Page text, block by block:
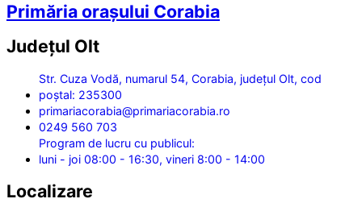
Primăria orașului Corabia
Județul Olt
Str. Cuza Vodă, numarul 54, Corabia, județul Olt, cod
poștal: 235300
primariacorabia@primariacorabia.ro
0249 560 703
Program de lucru cu publicul:
luni - joi 08:00 - 16:30, vineri 8:00 - 14:00
Localizare